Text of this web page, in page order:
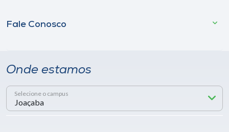
Fale Conosco
Onde estamos
Selecione o campus